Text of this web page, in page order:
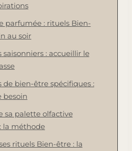
parfumée : rituels Bien-
au soir
saisonniers : accueillir le
de bien-être spécifiques :
besoin
sa palette olfactive
la méthode
rituels Bien-être : la